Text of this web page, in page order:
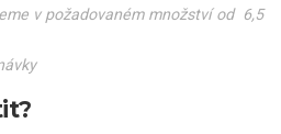
v požadovaném množství od 6,5